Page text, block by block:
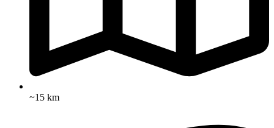
~15 km